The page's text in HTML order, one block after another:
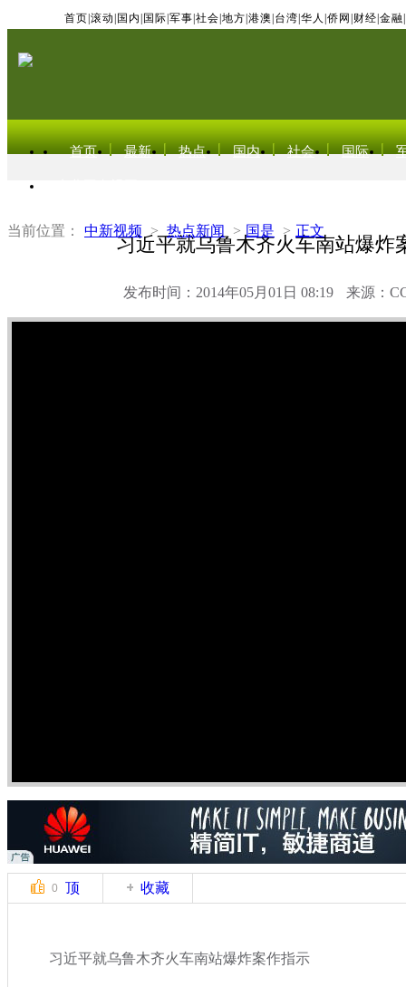
首页 滚动 国内 国际 军事 社会 地方 港澳 台湾 华人 侨网 财经 金融
首页 最新 热点 国内 社会 国际
当前位置： 中新视频 > 热点新闻 > 国是 > 正文
习近平就乌鲁木齐火车南站爆炸
发布时间：2014年05月01日 08:19 来源：
0 顶 收藏
习近平就乌鲁木齐火车南站爆炸案作指示